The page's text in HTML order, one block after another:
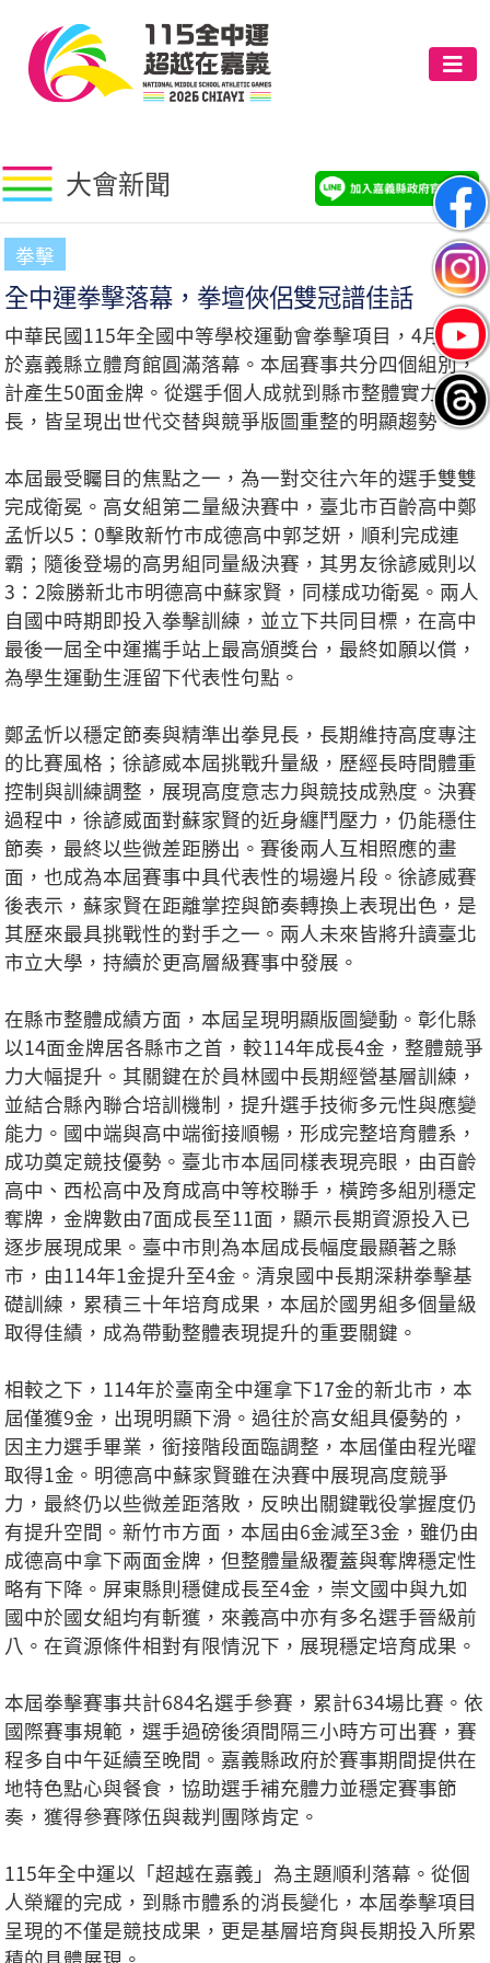
大會新聞
拳擊
全中運拳擊落幕，拳壇俠侶雙冠譜佳話
中華民國115年全國中等學校運動會拳擊項目，4月23日
於嘉義縣立體育館圓滿落幕。本屆賽事共分四個組別，
計產生50面金牌。從選手個人成就到縣市整體實力消
長，皆呈現出世代交替與競爭版圖重整的明顯趨勢。
本屆最受矚目的焦點之一，為一對交往六年的選手雙雙
完成衛冕。高女組第二量級決賽中，臺北市百齡高中鄭
孟忻以5：0擊敗新竹市成德高中郭芝妍，順利完成連
霸；隨後登場的高男組同量級決賽，其男友徐諺威則以
3：2險勝新北市明德高中蘇家賢，同樣成功衛冕。兩人
自國中時期即投入拳擊訓練，並立下共同目標，在高中
最後一屆全中運攜手站上最高頒獎台，最終如願以償，
為學生運動生涯留下代表性句點。
鄭孟忻以穩定節奏與精準出拳見長，長期維持高度專注
的比賽風格；徐諺威本屆挑戰升量級，歷經長時間體重
控制與訓練調整，展現高度意志力與競技成熟度。決賽
過程中，徐諺威面對蘇家賢的近身纏鬥壓力，仍能穩住
節奏，最終以些微差距勝出。賽後兩人互相照應的畫
面，也成為本屆賽事中具代表性的場邊片段。徐諺威賽
後表示，蘇家賢在距離掌控與節奏轉換上表現出色，是
其歷來最具挑戰性的對手之一。兩人未來皆將升讀臺北
市立大學，持續於更高層級賽事中發展。
在縣市整體成績方面，本屆呈現明顯版圖變動。彰化縣
以14面金牌居各縣市之首，較114年成長4金，整體競爭
力大幅提升。其關鍵在於員林國中長期經營基層訓練，
並結合縣內聯合培訓機制，提升選手技術多元性與應變
能力。國中端與高中端銜接順暢，形成完整培育體系，
成功奠定競技優勢。臺北市本屆同樣表現亮眼，由百齡
高中、西松高中及育成高中等校聯手，橫跨多組別穩定
奪牌，金牌數由7面成長至11面，顯示長期資源投入已
逐步展現成果。臺中市則為本屆成長幅度最顯著之縣
市，由114年1金提升至4金。清泉國中長期深耕拳擊基
礎訓練，累積三十年培育成果，本屆於國男組多個量級
取得佳績，成為帶動整體表現提升的重要關鍵。
相較之下，114年於臺南全中運拿下17金的新北市，本
屆僅獲9金，出現明顯下滑。過往於高女組具優勢的，
因主力選手畢業，銜接階段面臨調整，本屆僅由程光曜
取得1金。明德高中蘇家賢雖在決賽中展現高度競爭
力，最終仍以些微差距落敗，反映出關鍵戰役掌握度仍
有提升空間。新竹市方面，本屆由6金減至3金，雖仍由
成德高中拿下兩面金牌，但整體量級覆蓋與奪牌穩定性
略有下降。屏東縣則穩健成長至4金，崇文國中與九如
國中於國女組均有斬獲，來義高中亦有多名選手晉級前
八。在資源條件相對有限情況下，展現穩定培育成果。
本屆拳擊賽事共計684名選手參賽，累計634場比賽。依
國際賽事規範，選手過磅後須間隔三小時方可出賽，賽
程多自中午延續至晚間。嘉義縣政府於賽事期間提供在
地特色點心與餐食，協助選手補充體力並穩定賽事節
奏，獲得參賽隊伍與裁判團隊肯定。
115年全中運以「超越在嘉義」為主題順利落幕。從個
人榮耀的完成，到縣市體系的消長變化，本屆拳擊項目
呈現的不僅是競技成果，更是基層培育與長期投入所累